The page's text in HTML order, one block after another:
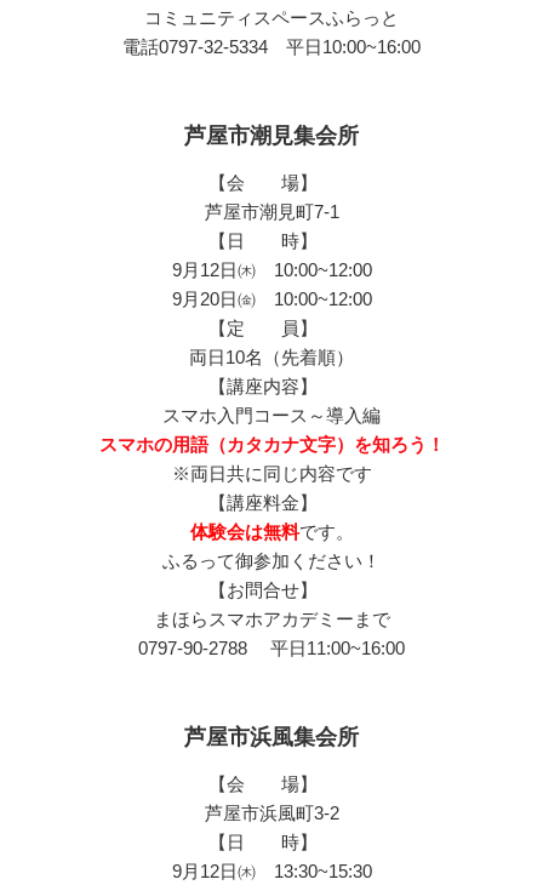
コミュニティスペースふらっと
電話0797-32-5334 平日10:00~16:00
芦屋市潮見集会所
【会 場】
芦屋市潮見町7-1
【日 時】
9月12日㈭ 10:00~12:00
9月20日㈮ 10:00~12:00
【定 員】
両日10名（先着順）
【講座内容】
スマホ入門コース～導入編
スマホの用語（カタカナ文字）を知ろう！
※両日共に同じ内容です
【講座料金】
体験会は無料です。
ふるって御参加ください！
【お問合せ】
まほらスマホアカデミーまで
0797-90-2788 平日11:00~16:00
芦屋市浜風集会所
【会 場】
芦屋市浜風町3-2
【日 時】
9月12日㈭ 13:30~15:30